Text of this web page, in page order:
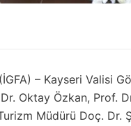
– Kayseri Valisi
Dr. Oktay Özkan, Prof.
Müdürü Doç. Dr.